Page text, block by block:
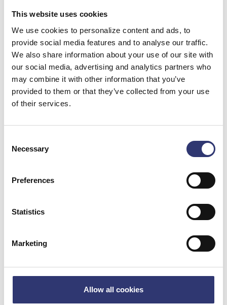
This website uses cookies
We use cookies to personalize content and ads, to
provide social media features and to analyse our traffic.
We also share information about your use of our site with
our social media, advertising and analytics partners who
may combine it with other information that you’ve
provided to them or that they’ve collected from your use
of their services.
Selection
Necessary
Preferences
Statistics
Marketing
Allow all cookies
Beskæftigelse og vækst:
tusindvis af arbejdspladser – havneudvidelsen